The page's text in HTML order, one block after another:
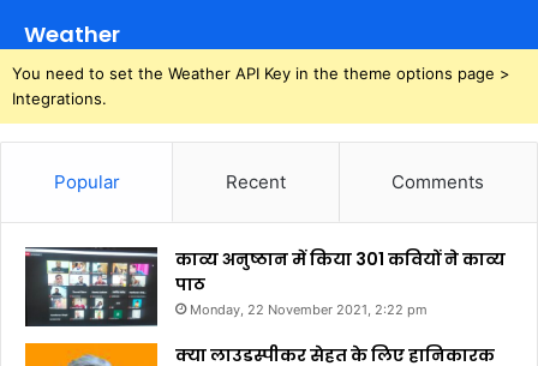
Weather
You need to set the Weather API Key in the theme options page >
Integrations.
Popular Recent Comments
काव्य अनुष्ठान में किया 301 कवियों ने काव्य
पाठ
Monday, 22 November 2021, 2:22 pm
क्या लाउडस्पीकर सेहत के लिए हानिकारक